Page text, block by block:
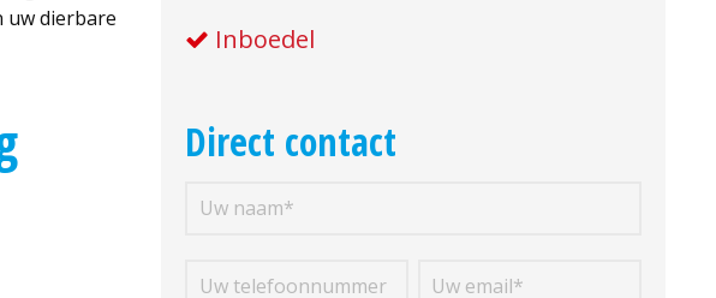
uw dierbare
Inboedel
Direct contact